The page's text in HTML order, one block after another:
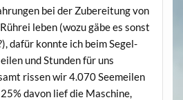
bei der Zubereitung von
leben (wozu gäbe es sonst
dafür konnte ich beim Segel-
und Stunden für uns
rissen wir 4.070 Seemeilen
davon lief die Maschine,